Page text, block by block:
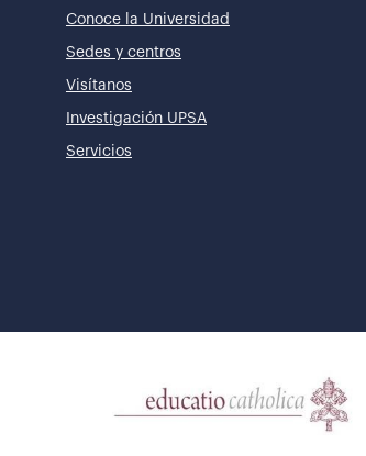
Conoce la Universidad
Sedes y centros
Visítanos
Investigación UPSA
Servicios